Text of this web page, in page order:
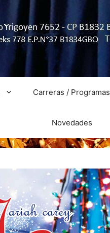
Carreras / Programas
Novedades